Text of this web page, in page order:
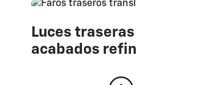
Luces traseras
acabados refinados